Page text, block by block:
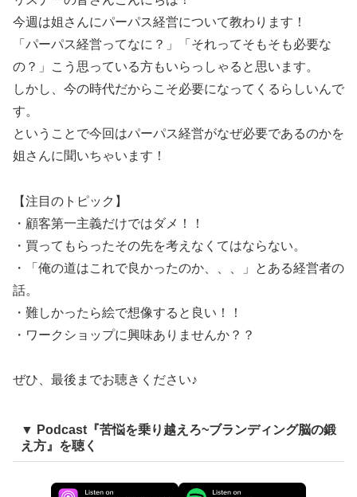
今週は姐さんにパーパス経営について教わります！
「パーパス経営ってなに？」「それってそもそも必要な
の？」こう思っている方もいらっしゃると思います。
しかし、今の時代だからこそ必要になってくるらしいんで
す。
ということで今回はパーパス経営がなぜ必要であるのかを
姐さんに聞いちゃいます！
【注目のトピック】
・顧客第一主義だけではダメ！！
・買ってもらったその先を考えなくてはならない。
・「俺の道はこれで良かったのか、、、」とある経営者の
話。
・難しかったら絵で想像すると良い！！
・ワークショップに興味ありませんか？？
ぜひ、最後までお聴きください♪
▼ Podcast『苦悩を乗り越えろ~ブランディング脳の鍛
え方』を聴く